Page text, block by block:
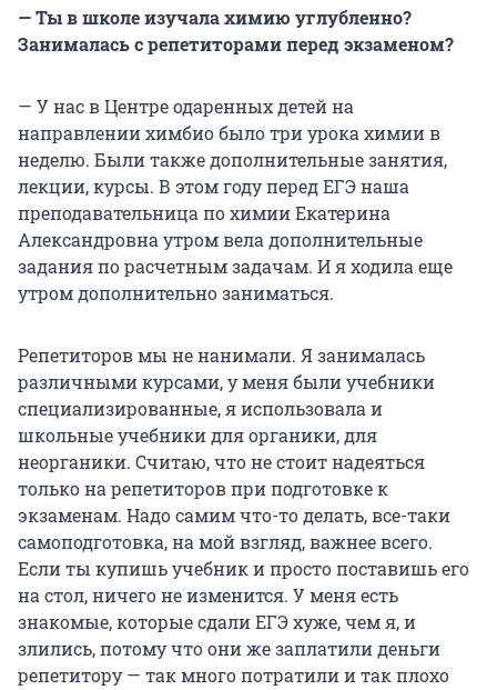
— Ты в школе изучала химию углубленно?
Занималась с репетиторами перед экзаменом?
— У нас в Центре одаренных детей на
направлении химбио было три урока химии в
неделю. Были также дополнительные занятия,
лекции, курсы. В этом году перед ЕГЭ наша
преподавательница по химии Екатерина
Александровна утром вела дополнительные
задания по расчетным задачам. И я ходила еще
утром дополнительно заниматься.
Репетиторов мы не нанимали. Я занималась
различными курсами, у меня были учебники
специализированные, я использовала и
школьные учебники для органики, для
неорганики. Считаю, что не стоит надеяться
только на репетиторов при подготовке к
экзаменам. Надо самим что-то делать, все-таки
самоподготовка, на мой взгляд, важнее всего.
Если ты купишь учебник и просто поставишь его
на стол, ничего не изменится. У меня есть
знакомые, которые сдали ЕГЭ хуже, чем я, и
злились, потому что они же заплатили деньги
репетитору — так много потратили и так плохо